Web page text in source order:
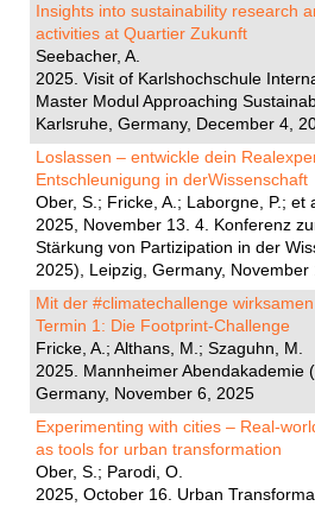
Insights into sustainability research
activities at Quartier Zukunft
Seebacher, A.
2025. Visit of Karlshochschule
Master Modul Approaching
Karlsruhe, Germany, December 4,
Loslassen – entwickle dein
Entschleunigung in derWissenschaft
Ober, S.; Fricke, A.; Laborgne, P.; et
2025, November 13. 4. Konferenz
Stärkung von Partizipation in der
2025), Leipzig, Germany, November
Mit der #climatechallenge
Termin 1: Die Footprint-Challenge
Fricke, A.; Althans, M.; Szaguhn, M.
2025. Mannheimer Abendakademie
Germany, November 6, 2025
Experimenting with cities – Real-
as tools for urban transformation
Ober, S.; Parodi, O.
2025, October 16. Urban